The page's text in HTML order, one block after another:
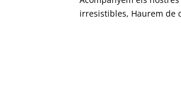
irresistibles, Haurem de